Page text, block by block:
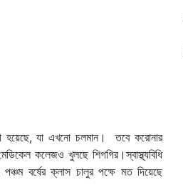
হয়েছে, যা এখনো চলমান। তবে করোনার
কলেজও খুলছে শিগগির।স্বাস্থ্যবিধি
বর্ষের ক্লাস চালুর পক্ষে মত দিয়েছে